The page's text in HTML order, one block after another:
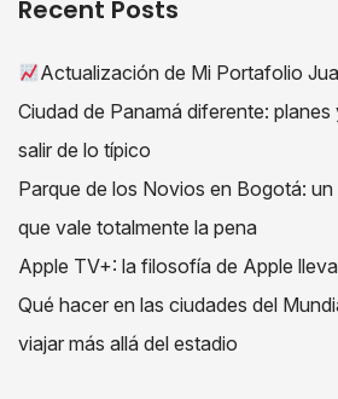
Recent Posts
Actualización de Mi Portafolio
Ciudad de Panamá diferente:
salir de lo típico
Parque de los Novios en Bogotá: un
que vale totalmente la pena
Apple TV+: la filosofía de Apple
Qué hacer en las ciudades del
viajar más allá del estadio